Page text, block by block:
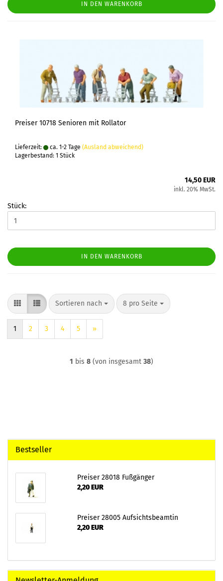
IN DEN WARENKORB
Preiser 10718 Senioren mit Rollator
Lieferzeit: ca. 1-2 Tage (Ausland abweichend)
Lagerbestand: 1 Stück
14,50 EUR
inkl. 20% MwSt.
Stück:
IN DEN WARENKORB
Sortieren nach
Sortieren nach 8 pro Seite
pro Seite
1 2 3 4 5 »
1 bis 8 (von insgesamt 38)
Bestseller
Preiser 28018 Fußgänger
2,20 EUR
Preiser 28005 Aufsichtsbeamtin
2,20 EUR